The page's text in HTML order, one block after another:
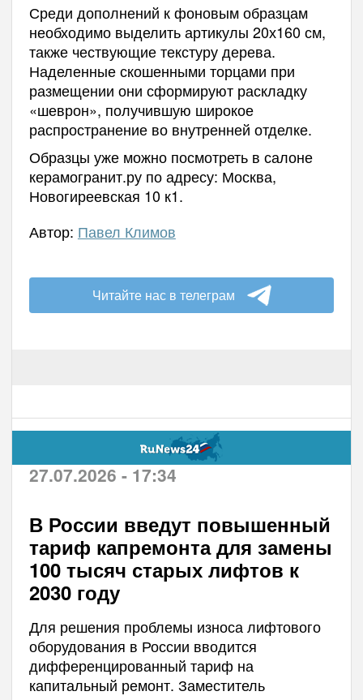
Среди дополнений к фоновым образцам
необходимо выделить артикулы 20х160 см,
также чествующие текстуру дерева.
Наделенные скошенными торцами при
размещении они сформируют раскладку
«шеврон», получившую широкое
распространение во внутренней отделке.
Образцы уже можно посмотреть в салоне
керамогранит.ру по адресу: Москва,
Новогиреевская 10 к1.
Автор: Павел Климов
Читайте нас в телеграм
27.07.2026 - 17:34
В России введут повышенный
тариф капремонта для замены
100 тысяч старых лифтов к
2030 году
Для решения проблемы износа лифтового
оборудования в России вводится
дифференцированный тариф на
капитальный ремонт. Заместитель